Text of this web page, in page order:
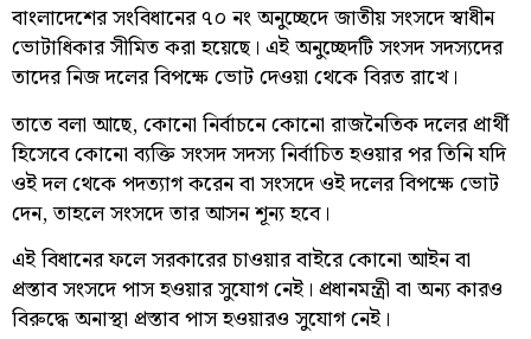
বাংলাদেশের সংবিধানের ৭০ নং অনুচ্ছেদে জাতীয় সংসদে স্বাধীন
ভোটাধিকার সীমিত করা হয়েছে। এই অনুচ্ছেদটি সংসদ সদস্যদের
তাদের নিজ দলের বিপক্ষে ভোট দেওয়া থেকে বিরত রাখে।
তাতে বলা আছে, কোনো নির্বাচনে কোনো রাজনৈতিক দলের প্রার্থী
হিসেবে কোনো ব্যক্তি সংসদ সদস্য নির্বাচিত হওয়ার পর তিনি যদি
ওই দল থেকে পদত্যাগ করেন বা সংসদে ওই দলের বিপক্ষে ভোট
দেন, তাহলে সংসদে তার আসন শূন্য হবে।
এই বিধানের ফলে সরকারের চাওয়ার বাইরে কোনো আইন বা
প্রস্তাব সংসদে পাস হওয়ার সুযোগ নেই। প্রধানমন্ত্রী বা অন্য কারও
বিরুদ্ধে অনাস্থা প্রস্তাব পাস হওয়ারও সুযোগ নেই।